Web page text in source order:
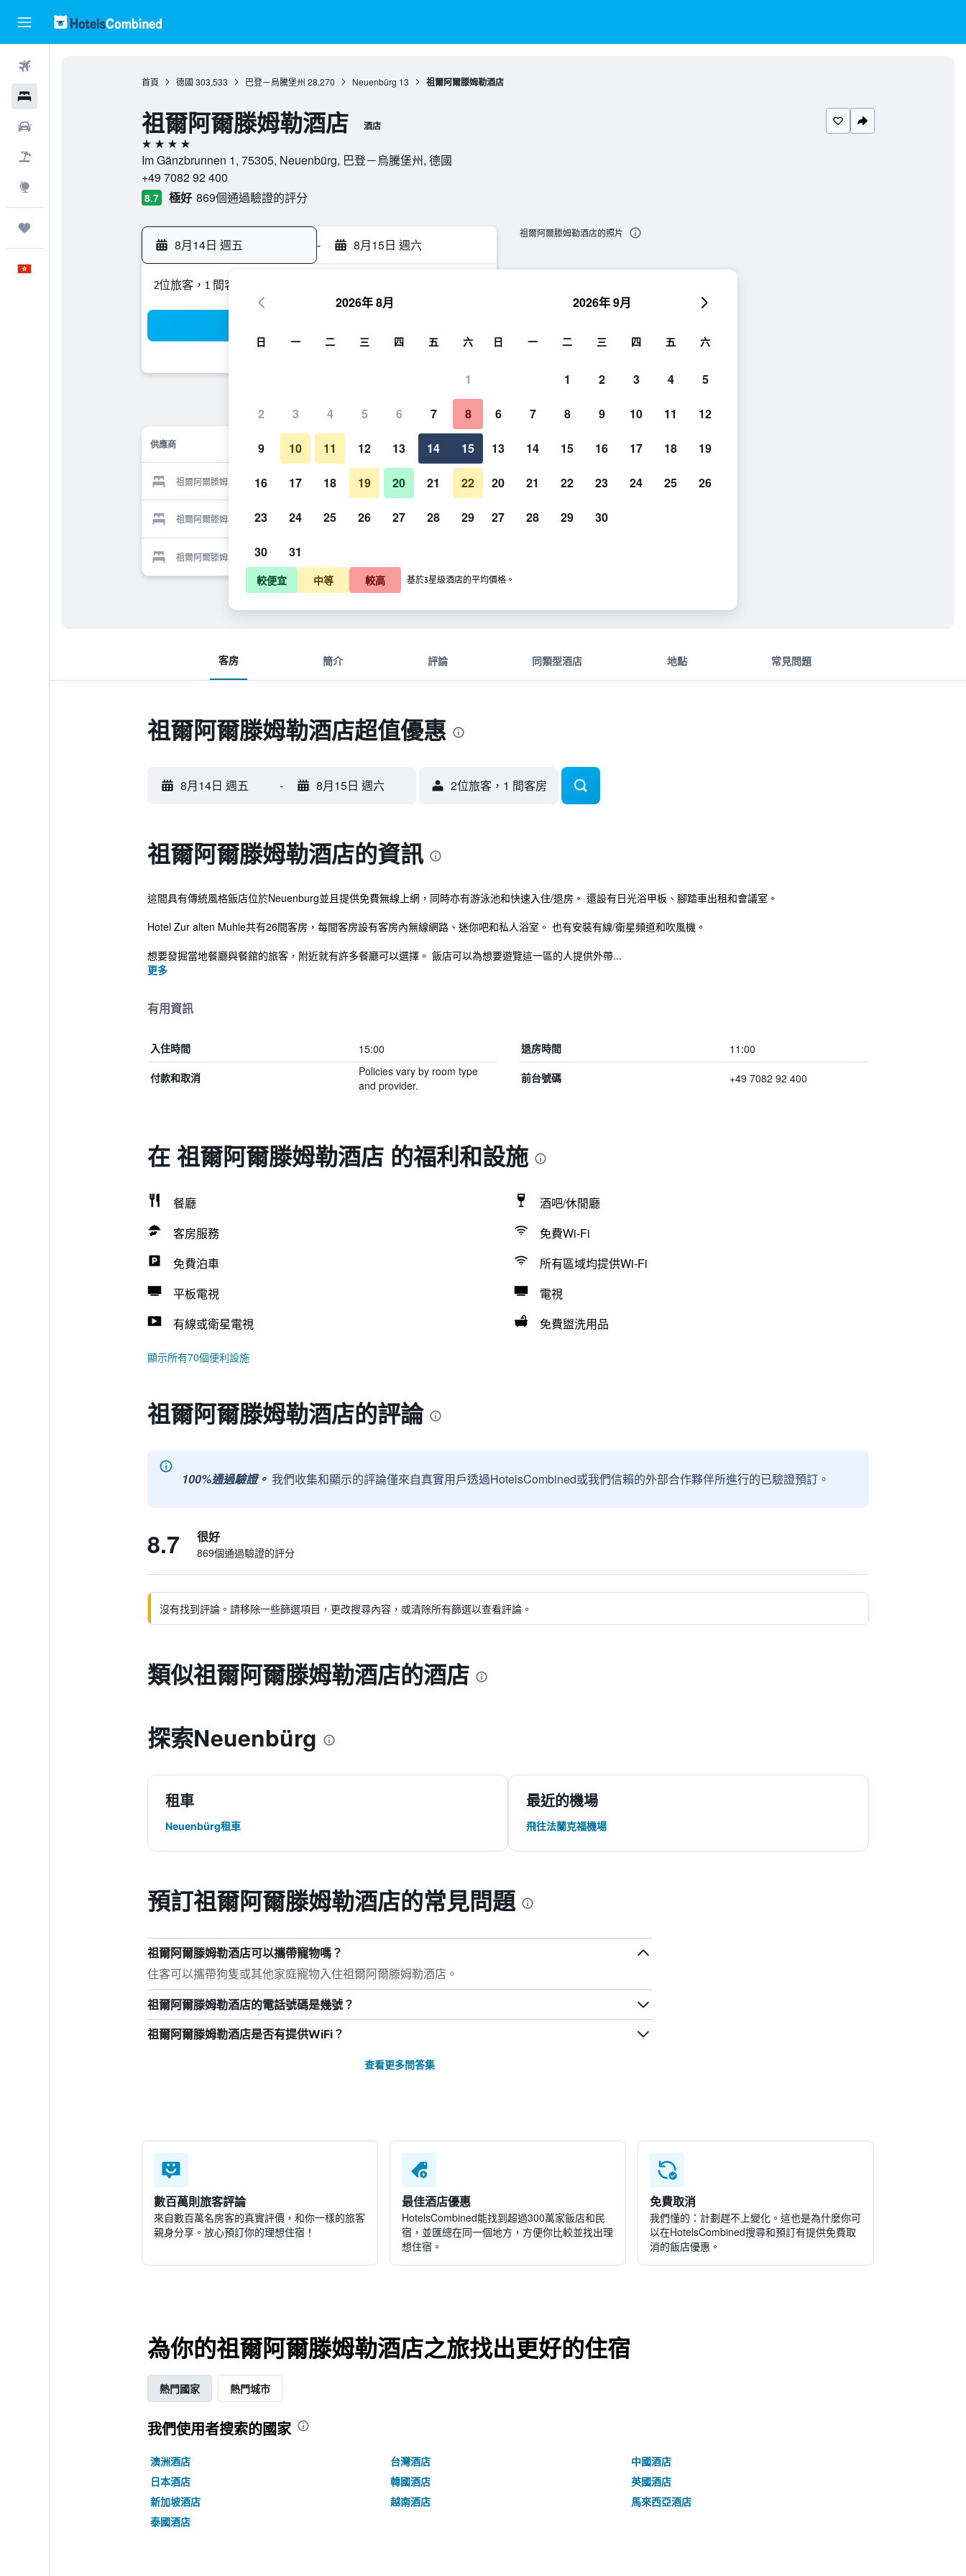
首頁 德國 303,533 巴登－烏騰堡州 28,270 Neuenbürg 13 祖爾阿爾滕姆勒酒店
祖爾阿爾滕姆勒酒店 酒店
4星級
Im Gänzbrunnen 1, 75305, Neuenbürg, 巴登－烏騰堡州, 德國
+49 7082 92 400
8.7 極好 869個通過驗證的評分
8月14日 週五 - 8月15日 週六
2位旅客，1 間客房
供應商
祖爾阿爾滕姆勒酒店的供應商 顯示價格
祖爾阿爾滕姆勒酒店的供應商 顯示價格
祖爾阿爾滕姆勒酒店的供應商
祖爾阿爾滕姆勒酒店的照片
客房 簡介 評論 同類型酒店 地點 常見問題
祖爾阿爾滕姆勒酒店超值優惠
8月14日 週五 - 8月15日 週六 2位旅客，1 間客房
祖爾阿爾滕姆勒酒店的資訊
這間具有傳統風格飯店位於Neuenburg並且提供免費無線上網，同時亦有游泳池和快速入住/退房。 還設有日光浴甲板、腳踏車出租和會議室。
Hotel Zur alten Muhle共有26間客房，每間客房設有客房內無線網路、迷你吧和私人浴室。 也有安裝有線/衛星頻道和吹風機。
想要發掘當地餐廳與餐館的旅客，附近就有許多餐廳可以選擇。 飯店可以為想要遊覽這一區的人提供外帶...
更多
有用資訊
入住時間 15:00 退房時間 11:00
付款和取消
Policies vary by room type
and provider.
前台號碼 +49 7082 92 400
在 祖爾阿爾滕姆勒酒店 的福利和設施
餐廳
酒吧/休閒廳
客房服務
免費Wi-Fi
免費泊車
所有區域均提供Wi-Fi
平板電視
電視
有線或衛星電視
免費盥洗用品
顯示所有70個便利設施
祖爾阿爾滕姆勒酒店的評論
100%通過驗證。 我們收集和顯示的評論僅來自真實用戶透過HotelsCombined或我們信賴的外部合作夥伴所進行的已驗證預訂。
8.7 很好
869個通過驗證的評分
沒有找到評論。請移除一些篩選項目，更改搜尋內容，或清除所有篩選以查看評論。
類似祖爾阿爾滕姆勒酒店的酒店
探索Neuenbürg
租車
Neuenbürg租車
最近的機場
飛往法蘭克福機場
預訂祖爾阿爾滕姆勒酒店的常見問題
祖爾阿爾滕姆勒酒店可以攜帶寵物嗎？
住客可以攜帶狗隻或其他家庭寵物入住祖爾阿爾滕姆勒酒店。
祖爾阿爾滕姆勒酒店的電話號碼是幾號？
祖爾阿爾滕姆勒酒店是否有提供WiFi？
查看更多問答集
數百萬則旅客評論
來自數百萬名房客的真實評價，和你一樣的旅客
親身分享。放心預訂你的理想住宿！
最佳酒店優惠
HotelsCombined​能找到超過300萬家飯店和民
宿，並匯總在同一個地方，方便你比較並找出理
想住宿。
免費取消
我們懂的：計劃趕不上變化。這也是為什麼你可
以在HotelsCombined搜尋和預訂有提供免費取
消的飯店優惠。
為你的祖爾阿爾滕姆勒酒店之旅找出更好的住宿
熱門國家 熱門城市
我們使用者搜索的國家
澳洲酒店 台灣酒店
中國酒店
日本酒店
韓國酒店
英國酒店
新加坡酒店
越南酒店
馬來西亞酒店
泰國酒店
2026年 8月
日 一 二 三 四 五 六
1
2 3 4 5 6 7 8
9 10 11 12 13 14 15
16 17 18 19 20 21 22
23 24 25 26 27 28 29
30 31
2026年 9月
日 一 二 三 四 五 六
1 2 3 4 5
6 7 8 9 10 11 12
13 14 15 16 17 18 19
20 21 22 23 24 25 26
27 28 29 30
較便宜 中等 較高 基於3星級酒店的平均價格。